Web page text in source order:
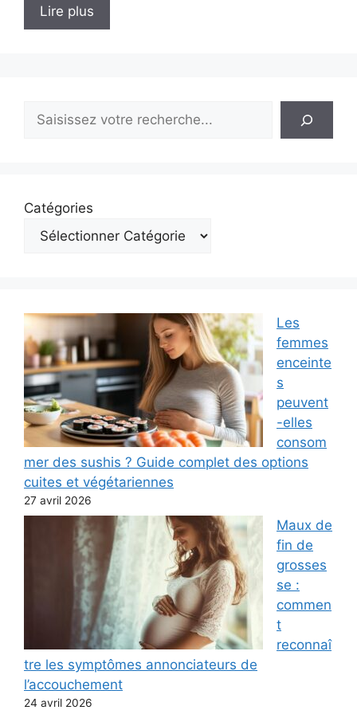
Lire plus
Rechercher
Catégories
Les
femmes
enceinte
s
peuvent
-elles
consom
mer des sushis ? Guide complet des options
cuites et végétariennes
27 avril 2026
Maux de
fin de
grosses
se :
commen
t
reconnaî
tre les symptômes annonciateurs de
l’accouchement
24 avril 2026